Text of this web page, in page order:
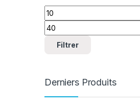
Prix min
Prix max
Filtrer
Derniers Produits